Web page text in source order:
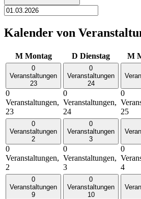
Kalender von
M Montag D Dienstag M
0
Veranstaltungen
23
0
Veranstaltungen,
23
0
Veranstaltungen
24
0
Veranstaltungen,
24
0
25
0
Veranstaltungen
2
0
Veranstaltungen,
2
0
Veranstaltungen
3
0
Veranstaltungen,
3
0
4
0
Veranstaltungen
9
0
Veranstaltungen
10